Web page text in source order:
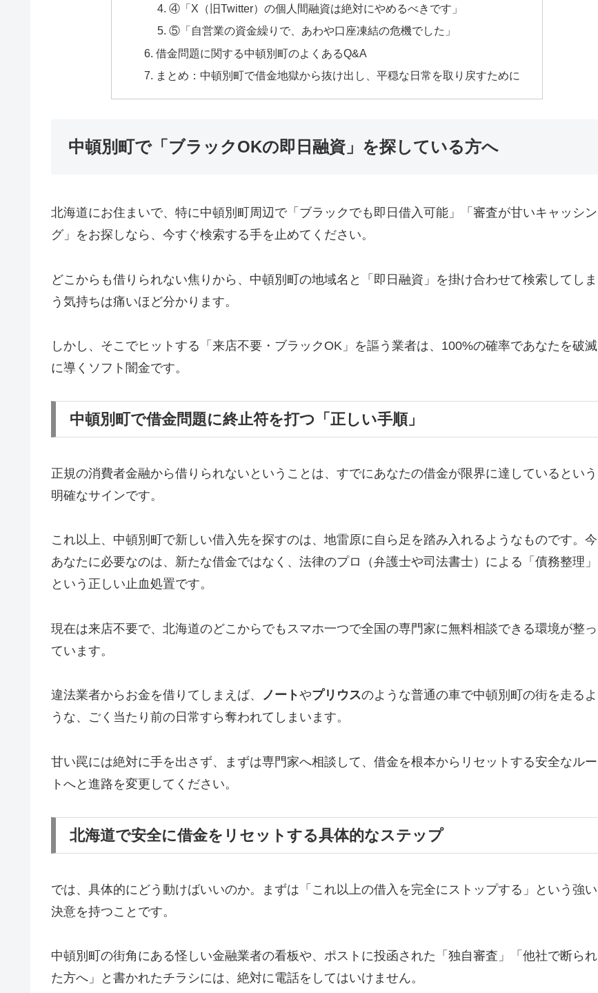
④「X（旧Twitter）の個人間融資は絶対にやめるべきです」
⑤「自営業の資金繰りで、あわや口座凍結の危機でした」
借金問題に関する中頓別町のよくあるQ&A
まとめ：中頓別町で借金地獄から抜け出し、平穏な日常を取り戻すために
中頓別町で「ブラックOKの即日融資」を探している方へ
北海道にお住まいで、特に中頓別町周辺で「ブラックでも即日借入可能」「審査が甘いキャッシン
グ」をお探しなら、今すぐ検索する手を止めてください。
どこからも借りられない焦りから、中頓別町の地域名と「即日融資」を掛け合わせて検索してしま
う気持ちは痛いほど分かります。
しかし、そこでヒットする「来店不要・ブラックOK」を謳う業者は、100%の確率であなたを破滅
に導くソフト闇金です。
中頓別町で借金問題に終止符を打つ「正しい手順」
正規の消費者金融から借りられないということは、すでにあなたの借金が限界に達しているという
明確なサインです。
これ以上、中頓別町で新しい借入先を探すのは、地雷原に自ら足を踏み入れるようなものです。今
あなたに必要なのは、新たな借金ではなく、法律のプロ（弁護士や司法書士）による「債務整理」
という正しい止血処置です。
現在は来店不要で、北海道のどこからでもスマホ一つで全国の専門家に無料相談できる環境が整っ
ています。
違法業者からお金を借りてしまえば、 ノートやプリウスのような普通の車で中頓別町の街を走るよ
うな、ごく当たり前の日常すら奪われてしまいます。
甘い罠には絶対に手を出さず、まずは専門家へ相談して、借金を根本からリセットする安全なルー
トへと進路を変更してください。
北海道で安全に借金をリセットする具体的なステップ
では、具体的にどう動けばいいのか。まずは「これ以上の借入を完全にストップする」という強い
決意を持つことです。
中頓別町の街角にある怪しい金融業者の看板や、ポストに投函された「独自審査」「他社で断られ
た方へ」と書かれたチラシには、絶対に電話をしてはいけません。